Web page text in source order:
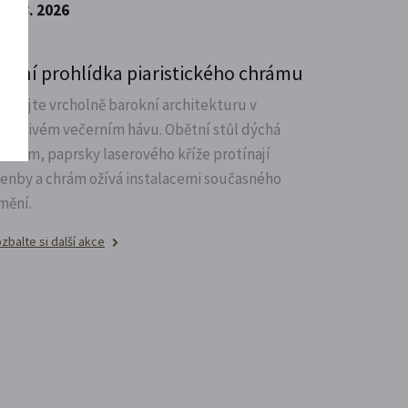
7. 8. 2026
Noční prohlídka piaristického chrámu
vrcholně barokní architekturu v
večerním hávu. Obětní stůl dýchá
paprsky laserového kříže protínají
a chrám ožívá instalacemi současného
si další akce